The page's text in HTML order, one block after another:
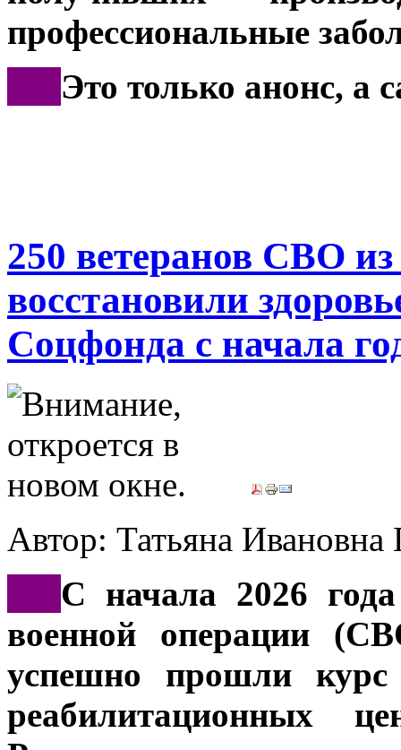
профессиональные
Это только анонс, а
250 ветеранов СВО
восстановили
Соцфонда с начала
Автор: Татьяна
С начала 2026
военной операции
успешно прошли курс
реабилитационных